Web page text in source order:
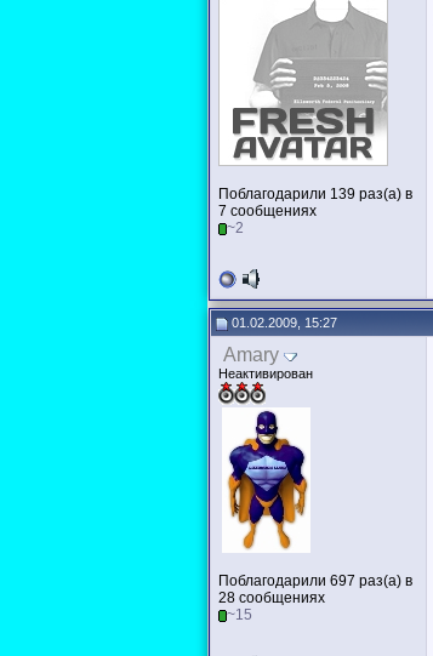
Поблагодарили 139 раз(а) в
7 сообщениях
~2
01.02.2009, 15:27
Amary
Неактивирован
Поблагодарили 697 раз(а) в
28 сообщениях
~15